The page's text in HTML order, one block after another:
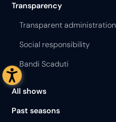
Transparency
Transparent administration
Social responsibility
Bandi Scaduti
All shows
Past seasons